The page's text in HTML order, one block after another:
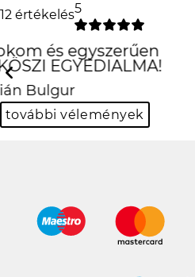
12 értékelés5
Végre egy használható
oldal
Dalma Kocsis
Previous
további vélemények